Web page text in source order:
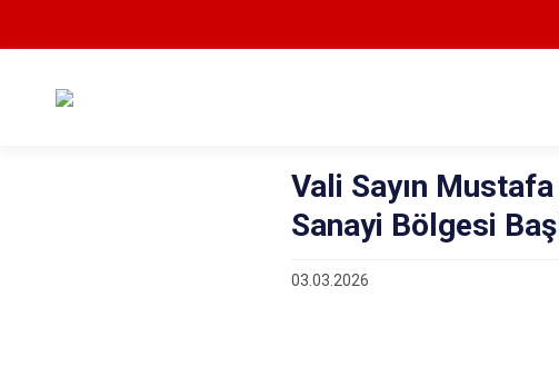
Vali Sayın
Sanayi Bölgesi
03.03.2026